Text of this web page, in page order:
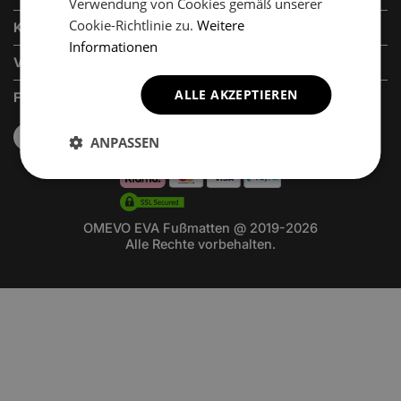
KUNDENSERVICE
VERKAUFSABTEILUNG
FOLGEN SIE UNS
OMEVO EVA Fußmatten @ 2019-2026
Alle Rechte vorbehalten.
Verwendung von Cookies gemäß unserer
Cookie-Richtlinie zu.Weitere
Informationen
ALLE AKZEPTIEREN
ANPASSEN